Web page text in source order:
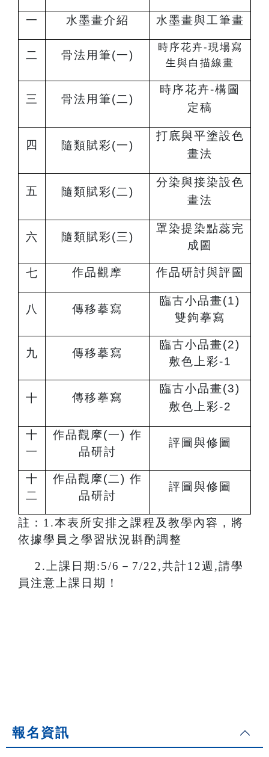
一 水墨畫介紹 水墨畫與工筆畫
二 骨法用筆(一)
時序花卉-現場寫
生與白描線畫
三 骨法用筆(二)
時序花卉-構圖
定稿
四 隨類賦彩(一)
打底與平塗設色
畫法
五 隨類賦彩(二)
分染與接染設色
畫法
六 隨類賦彩(三)
罩染提染點蕊完
成圖
七 作品觀摩 作品研討與評圖
八 傳移摹寫
臨古小品畫(1)
雙鉤摹寫
九 傳移摹寫
臨古小品畫(2)
敷色上彩-1
十 傳移摹寫
臨古小品畫(3)
敷色上彩-2
十
一
作品觀摩(一) 作
品研討
評圖與修圖
十
二
作品觀摩(二) 作
品研討
評圖與修圖
註：1.本表所安排之課程及教學內容，將
依據學員之學習狀況斟酌調整
2.上課日期:5/6－7/22,共計12週,請學
員注意上課日期！
報名資訊